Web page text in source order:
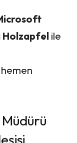
Holzapfel ile